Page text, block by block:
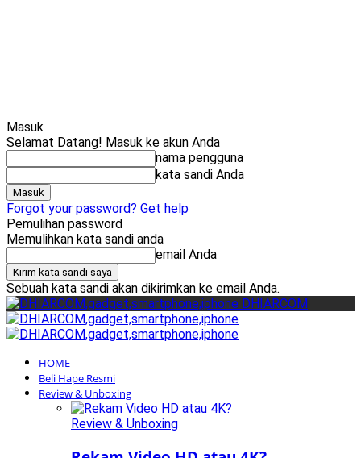
Masuk
Selamat Datang! Masuk ke akun Anda
nama pengguna
kata sandi Anda
Forgot your password? Get help
Pemulihan password
Memulihkan kata sandi anda
email Anda
Sebuah kata sandi akan dikirimkan ke email Anda.
DHIARCOM
HOME
Beli Hape Resmi
Review & Unboxing
Review & Unboxing